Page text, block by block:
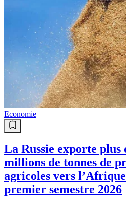
Economie
La Russie exporte plus
millions de tonnes de
agricoles vers
premier semestre 2026